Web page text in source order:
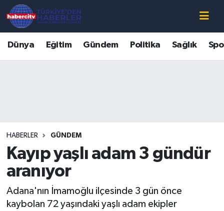
Dünya Eğitim Gündem Politika Sağlık
HABERLER GÜNDEM
Kayıp yaşlı adam 3 gündür
aranıyor
Adana'nın İmamoğlu ilçesinde 3 gün önce
kaybolan 72 yaşındaki yaşlı adam ekipler
Süper Lig Puan Durumu ve Fikstür
Son Dakika Haberleri